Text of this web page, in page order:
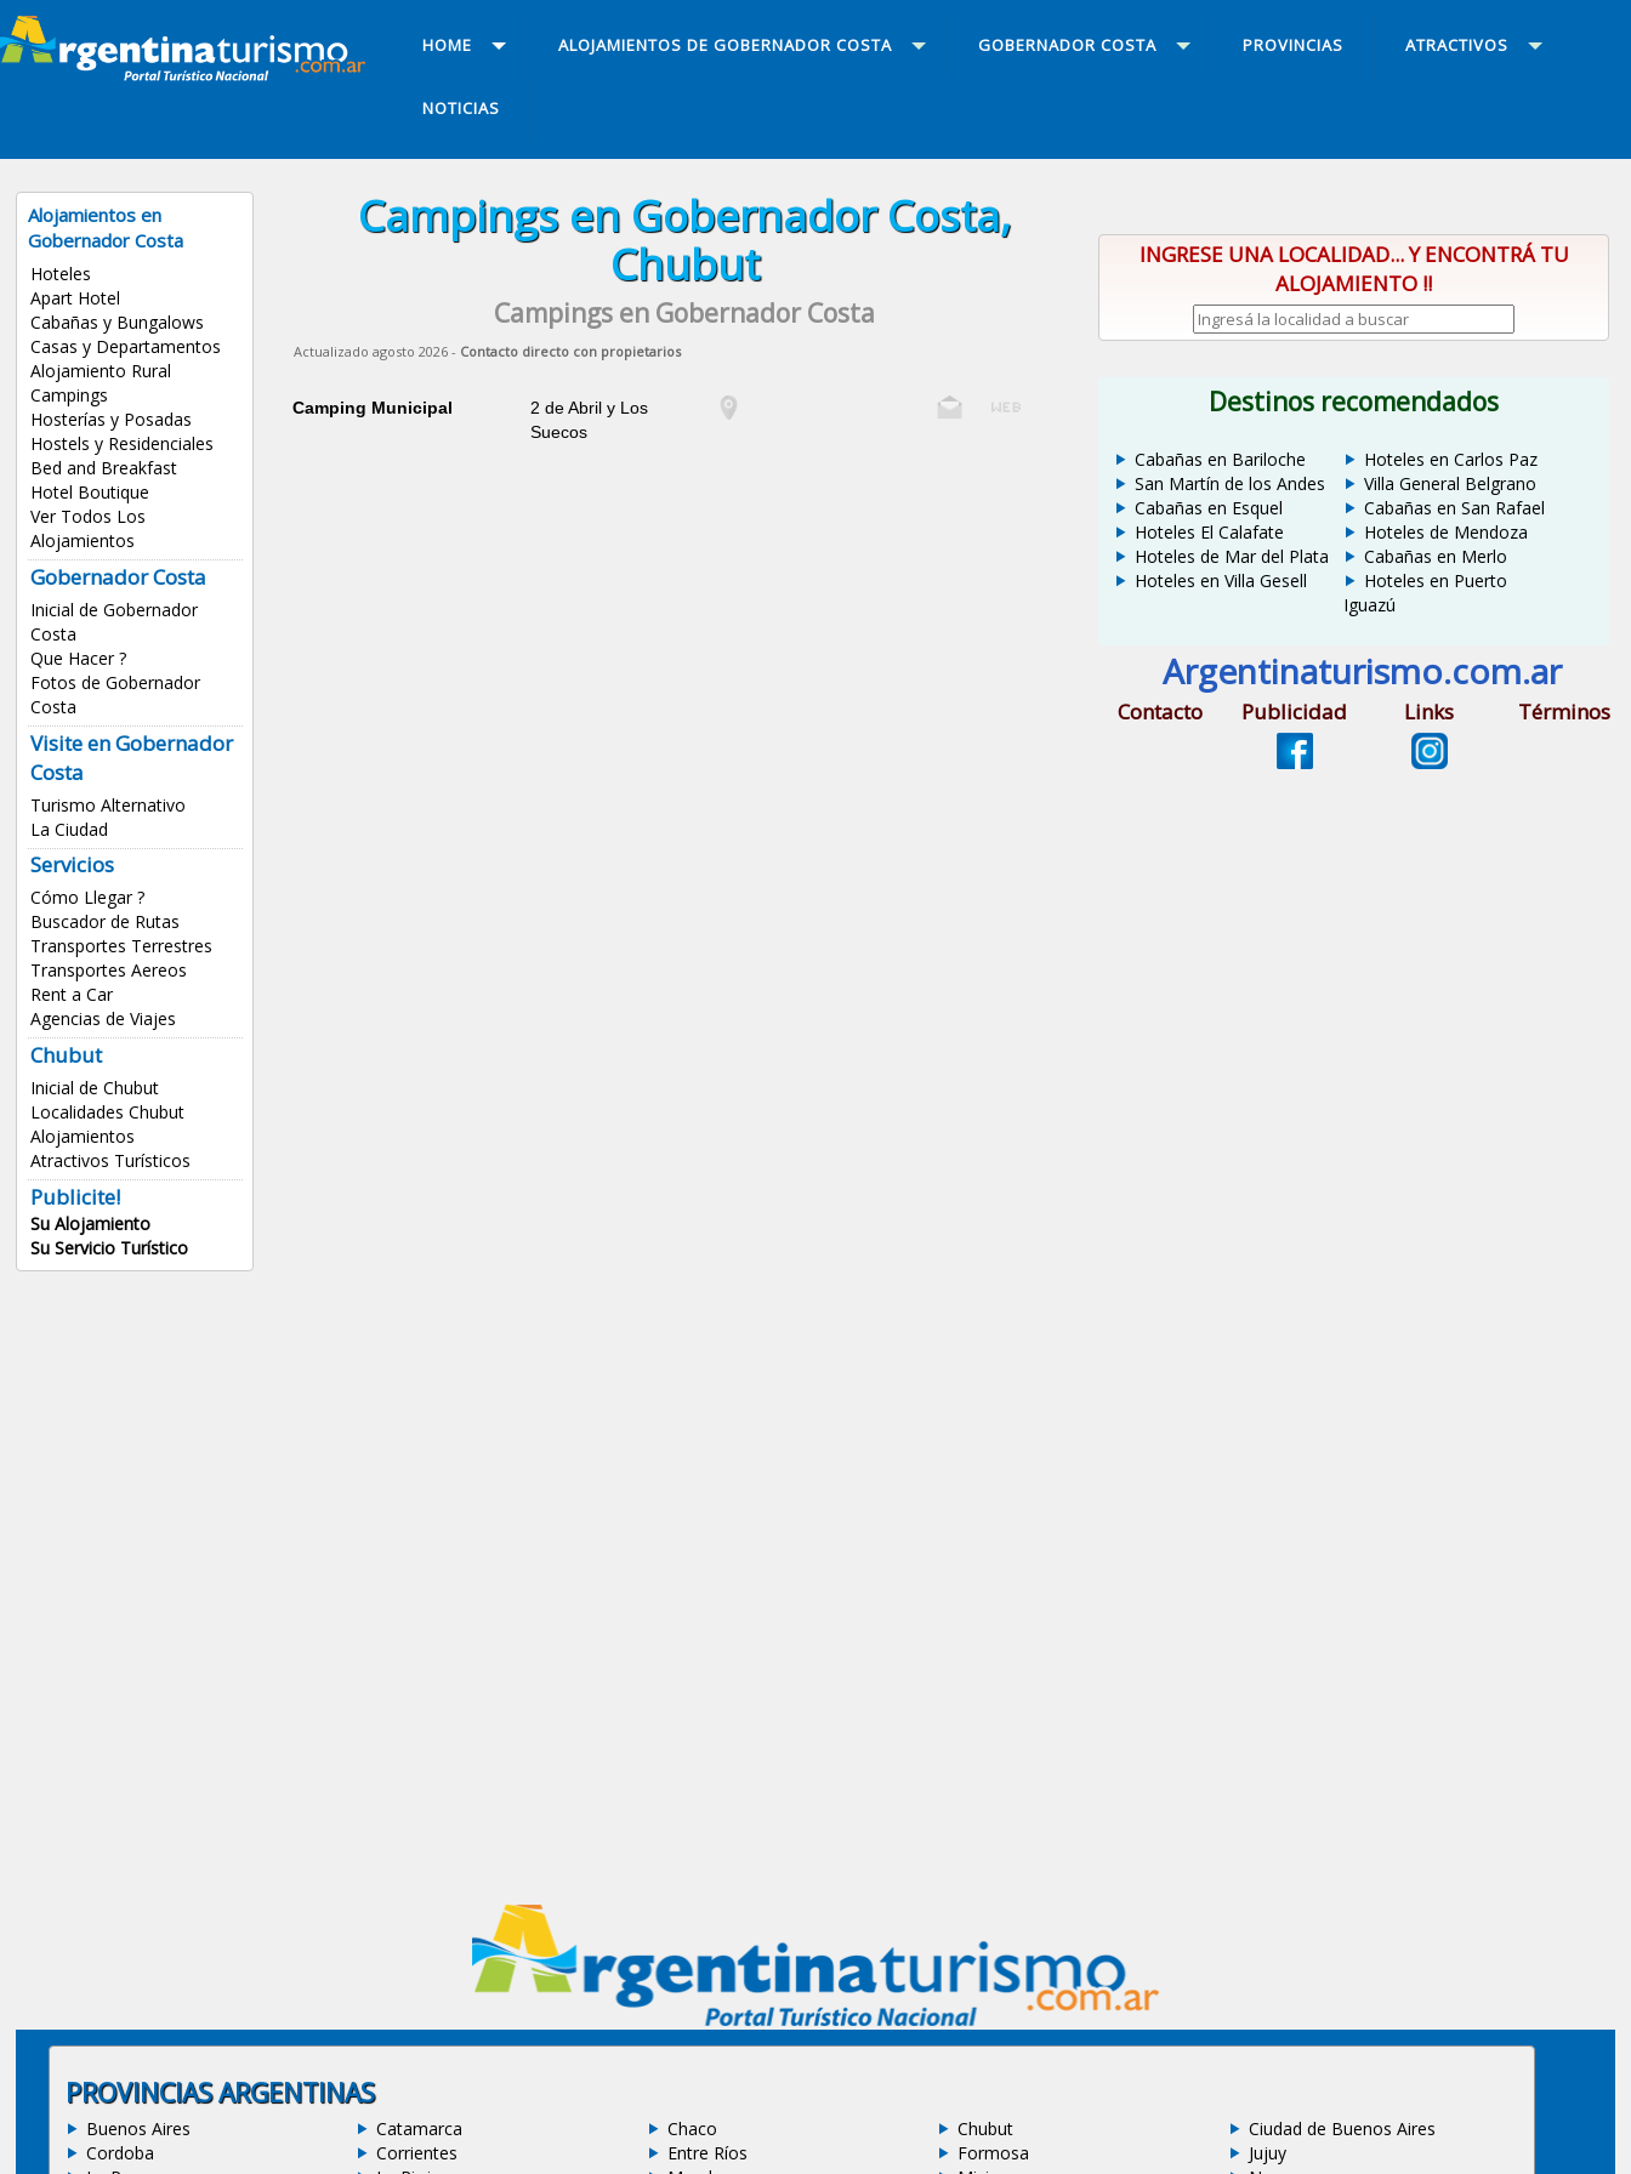
HOME ALOJAMIENTOS DE GOBERNADOR COSTA GOBERNADOR COSTA PROVINCIAS ATRACTIVOS
NOTICIAS
Alojamientos en
Gobernador Costa
Hoteles
Apart Hotel
Cabañas y Bungalows
Casas y Departamentos
Alojamiento Rural
Campings
Hosterías y Posadas
Hostels y Residenciales
Bed and Breakfast
Hotel Boutique
Ver Todos Los
Alojamientos
Gobernador Costa
Inicial de Gobernador
Costa
Que Hacer ?
Fotos de Gobernador
Costa
Visite en Gobernador
Costa
Turismo Alternativo
La Ciudad
Servicios
Cómo Llegar ?
Buscador de Rutas
Transportes Terrestres
Transportes Aereos
Rent a Car
Agencias de Viajes
Chubut
Inicial de Chubut
Localidades Chubut
Alojamientos
Atractivos Turísticos
Publicite!
Su Alojamiento
Su Servicio Turístico
Campings en Gobernador Costa,
Chubut
Campings en Gobernador Costa
Actualizado agosto 2026 - Contacto directo con propietarios
Camping Municipal
2 de Abril y Los
Suecos
INGRESE UNA LOCALIDAD... Y ENCONTRÁ TU
ALOJAMIENTO !!
Destinos recomendados
Cabañas en Bariloche
San Martín de los Andes
Cabañas en Esquel
Hoteles El Calafate
Hoteles de Mar del Plata
Hoteles en Villa Gesell
Hoteles en Carlos Paz
Villa General Belgrano
Cabañas en San Rafael
Hoteles de Mendoza
Cabañas en Merlo
Hoteles en Puerto
Iguazú
Argentinaturismo.com.ar
Contacto Publicidad Links Términos
PROVINCIAS ARGENTINAS
Buenos Aires Catamarca Chaco Chubut
Ciudad de Buenos Aires
Cordoba
Corrientes Entre Ríos Formosa
Jujuy